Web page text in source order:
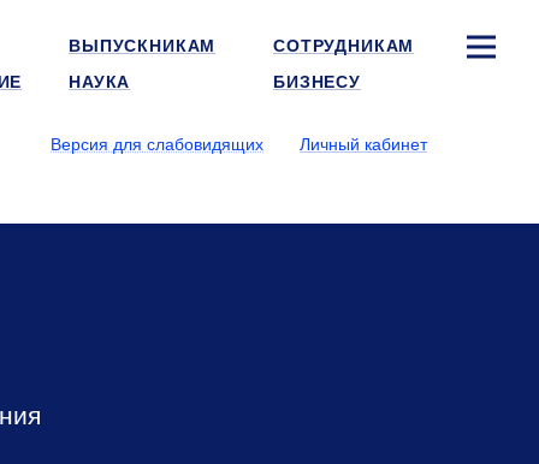
ВЫПУСКНИКАМ
СОТРУДНИКАМ
НАУКА БИЗНЕСУ
Версия для слабовидящих Личный кабинет